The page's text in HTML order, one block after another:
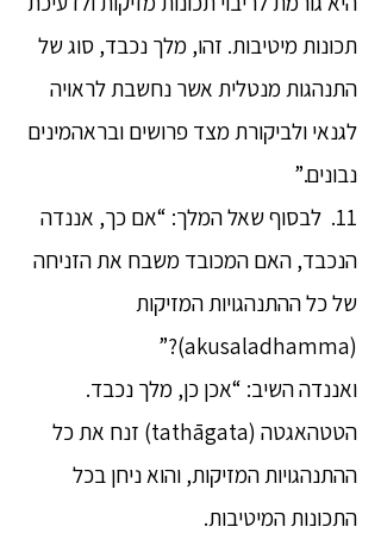
תכונות מיטיבות. זהו, מלך נכבד, סוג של
התנהגות מנטלית אשר נחשבת לראויה
לגנאי ולביקורת מצד פרושים ובראהמינים
נבונים.”
11. לבסוף שאל המלך: “אם כך, אננדה
הנכבד, האם המכובד משבח את הזניחה
של כל ההתנהגויות המזיקות
(akusaladhamma)?”
ואננדה השיב: “אכן כן, מלך נכבד.
הטטהאגטה (tathāgata) זנח את כל
ההתנהגויות המזיקות, והוא ניחן בכל
התכונות המיטיבות.